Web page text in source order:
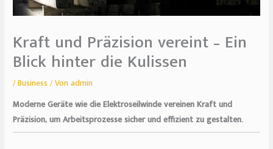
Kraft und Präzision vereint – Ein
Blick hinter die Kulissen
/Business / Vonadmin
Moderne Geräte wie die Elektroseilwinde vereinen Kraft und
Präzision, um Arbeitsprozesse sicher und effizient zu gestalten.